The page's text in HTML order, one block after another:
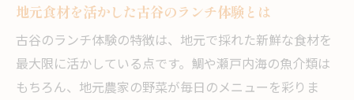
地元食材を活かした古谷のランチ体験とは
古谷のランチ体験の特徴は、地元で採れた新鮮な食材を
最大限に活かしている点です。鯛や瀬戸内海の魚介類は
もちろん、地元農家の野菜が毎日のメニューを彩りま